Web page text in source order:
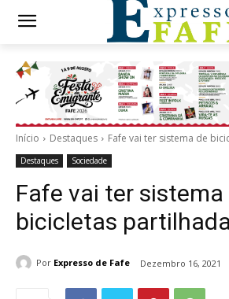
Início Destaques Fafe vai ter sistema de
Destaques Sociedade
Fafe vai ter sistema
bicicletas
Por Expresso de Fafe Dezembro 16, 2021